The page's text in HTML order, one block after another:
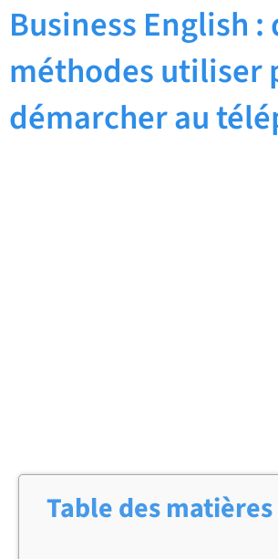
Business English
méthodes utiliser
démarcher au
Table des matières